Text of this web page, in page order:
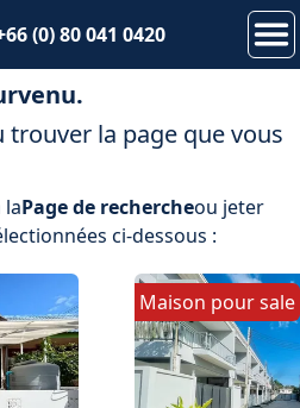
(0) 80 041 0420
trouver la page que vous
Page de rechercheou jeter
ci-dessous :
Maison poursale